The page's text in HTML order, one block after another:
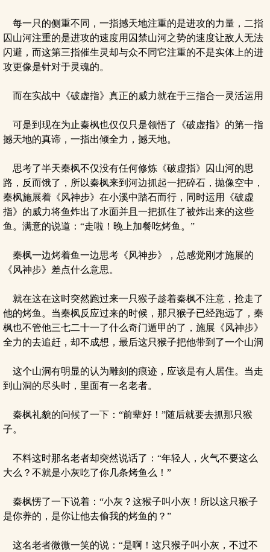
每一只的侧重不同，一指撼天地注重的是进攻的力量，二指
囚山河注重的是进攻的速度用囚禁山河之势的速度让敌人无法
闪避，而这第三指催生灵却与众不同它注重的不是实体上的进
攻更像是针对于灵魂的。
而在实战中《破虚指》真正的威力就在于三指合一灵活运用
可是到现在为止秦枫也仅仅只是领悟了《破虚指》的第一指
撼天地的真谛，一指出倾全力，撼天地。
思考了半天秦枫不仅没有任何修炼《破虚指》囚山河的思
路，反而饿了，所以秦枫来到河边抓起一把碎石，抛像空中，
秦枫施展着《风神步》在小溪中踏石而行，同时运用《破虚
指》的威力将鱼炸出了水面并且一把抓住了被炸出来的这些
鱼。满意的说道：“走啦！晚上加餐吃烤鱼。”
秦枫一边烤着鱼一边思考《风神步》，总感觉刚才施展的
《风神步》差点什么意思。
就在这在这时突然跑过来一只猴子趁着秦枫不注意，抢走了
他的烤鱼。当秦枫反应过来的时候，那只猴子已经跑远了，秦
枫也不管他三七二十一了什么奇门遁甲的了，施展《风神步》
全力的去追赶，却不成想，最后这只猴子把他带到了一个山洞
这个山洞有明显的认为雕刻的痕迹，应该是有人居住。当走
到山洞的尽头时，里面有一名老者。
秦枫礼貌的问候了一下：“前辈好！”随后就要去抓那只猴
子。
不料这时那名老者却突然说话了：“年轻人，火气不要这么
大么？不就是小灰吃了你几条烤鱼么！”
秦枫愣了一下说着：“小灰？这猴子叫小灰！所以这只猴子
是你养的，是你让他去偷我的烤鱼的？”
这名老者微微一笑的说：“是啊！这只猴子叫小灰，不过不